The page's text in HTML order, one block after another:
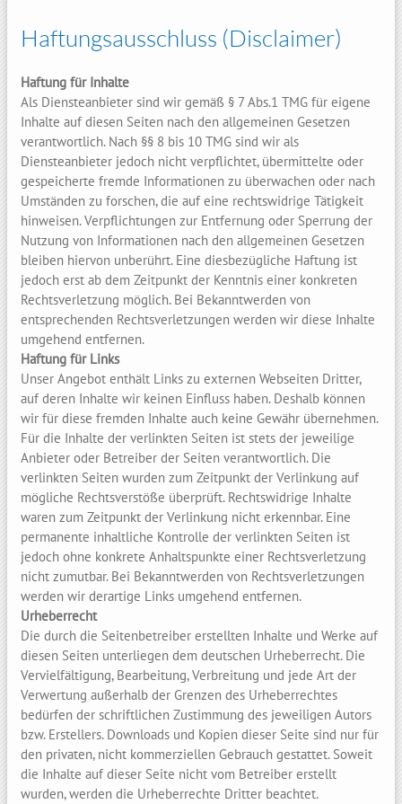
Haftungsausschluss (Disclaimer)
Haftung für Inhalte
Als Diensteanbieter sind wir gemäß § 7 Abs.1 TMG für eigene
Inhalte auf diesen Seiten nach den allgemeinen Gesetzen
verantwortlich. Nach §§ 8 bis 10 TMG sind wir als
Diensteanbieter jedoch nicht verpflichtet, übermittelte oder
gespeicherte fremde Informationen zu überwachen oder nach
Umständen zu forschen, die auf eine rechtswidrige Tätigkeit
hinweisen. Verpflichtungen zur Entfernung oder Sperrung der
Nutzung von Informationen nach den allgemeinen Gesetzen
bleiben hiervon unberührt. Eine diesbezügliche Haftung ist
jedoch erst ab dem Zeitpunkt der Kenntnis einer konkreten
Rechtsverletzung möglich. Bei Bekanntwerden von
entsprechenden Rechtsverletzungen werden wir diese Inhalte
umgehend entfernen.
Haftung für Links
Unser Angebot enthält Links zu externen Webseiten Dritter,
auf deren Inhalte wir keinen Einfluss haben. Deshalb können
wir für diese fremden Inhalte auch keine Gewähr übernehmen.
Für die Inhalte der verlinkten Seiten ist stets der jeweilige
Anbieter oder Betreiber der Seiten verantwortlich. Die
verlinkten Seiten wurden zum Zeitpunkt der Verlinkung auf
mögliche Rechtsverstöße überprüft. Rechtswidrige Inhalte
waren zum Zeitpunkt der Verlinkung nicht erkennbar. Eine
permanente inhaltliche Kontrolle der verlinkten Seiten ist
jedoch ohne konkrete Anhaltspunkte einer Rechtsverletzung
nicht zumutbar. Bei Bekanntwerden von Rechtsverletzungen
werden wir derartige Links umgehend entfernen.
Urheberrecht
Die durch die Seitenbetreiber erstellten Inhalte und Werke auf
diesen Seiten unterliegen dem deutschen Urheberrecht. Die
Vervielfältigung, Bearbeitung, Verbreitung und jede Art der
Verwertung außerhalb der Grenzen des Urheberrechtes
bedürfen der schriftlichen Zustimmung des jeweiligen Autors
bzw. Erstellers. Downloads und Kopien dieser Seite sind nur für
den privaten, nicht kommerziellen Gebrauch gestattet. Soweit
die Inhalte auf dieser Seite nicht vom Betreiber erstellt
wurden, werden die Urheberrechte Dritter beachtet.